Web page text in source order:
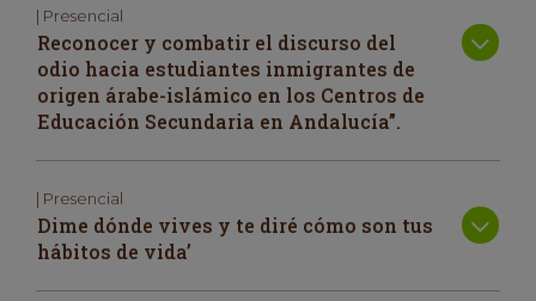
| Presencial
Reconocer y combatir el discurso del
odio hacia estudiantes inmigrantes de
origen árabe-islámico en los Centros de
Educación Secundaria en Andalucía”.
| Presencial
Dime dónde vives y te diré cómo son tus
hábitos de vida’